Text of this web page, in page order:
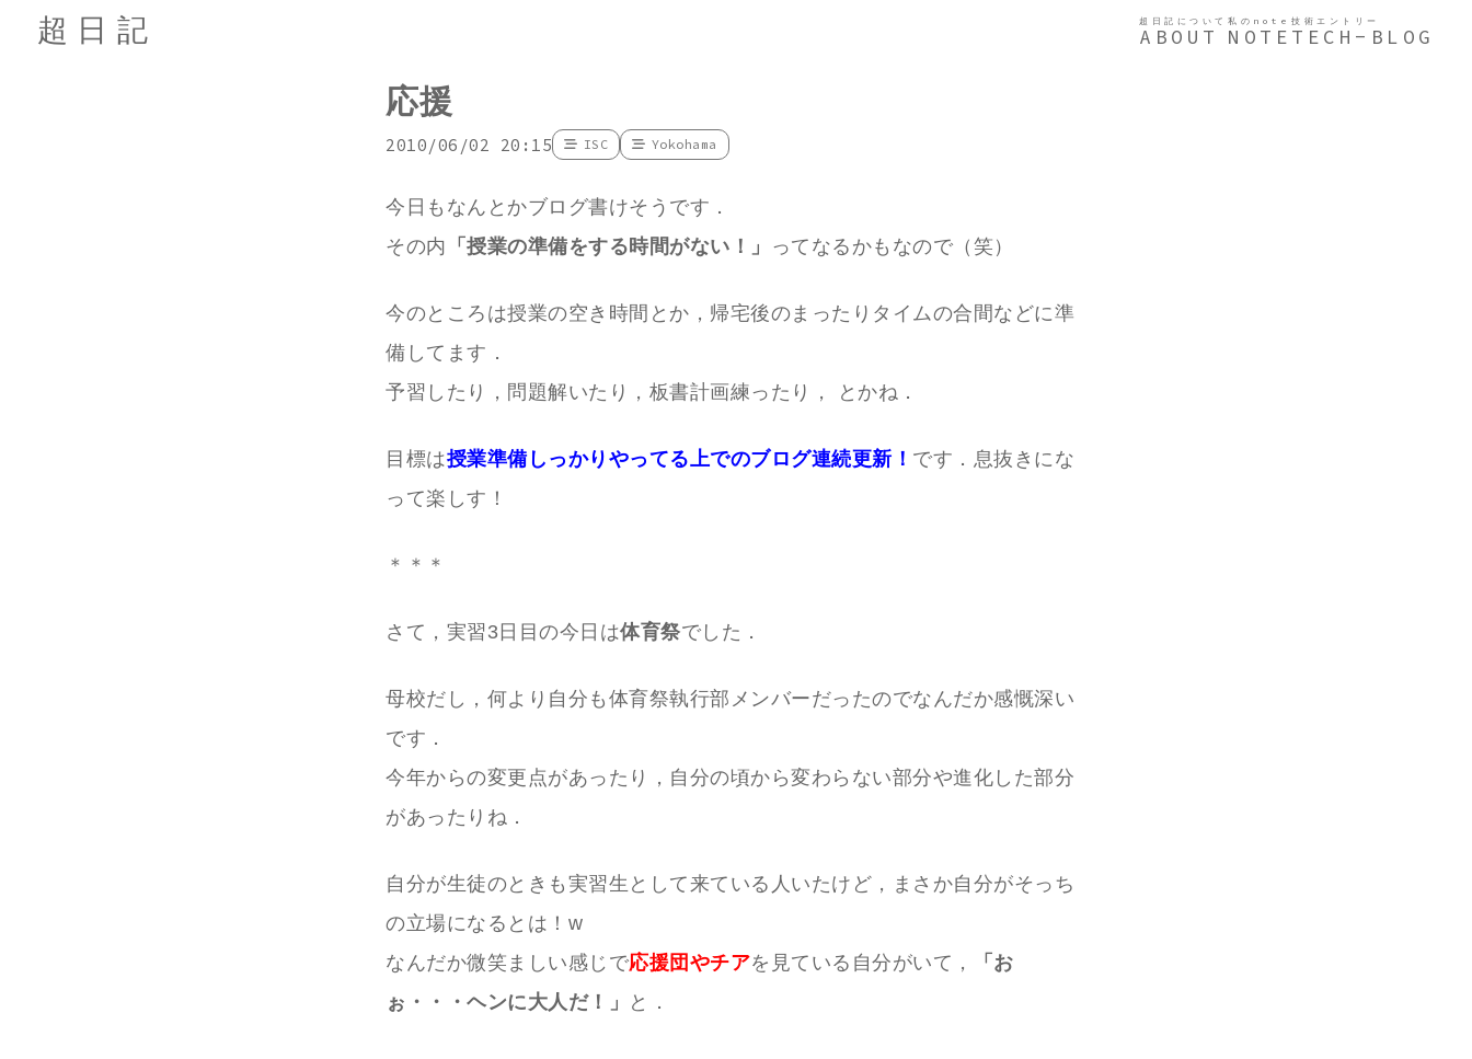
超日記 超日記について
ABOUT
私のnote
NOTE
技術エントリー
TECH-BLOG
応援
2010/06/02 20:15 ISC Yokohama
今日もなんとかブログ書けそうです．
その内 「授業の準備をする時間がない！」 ってなるかもなので（笑）
今のところは授業の空き時間とか，帰宅後のまったりタイムの合間などに準
備してます．
予習したり，問題解いたり，板書計画練ったり， とかね．
目標は授業準備しっかりやってる上でのブログ連続更新！ です．息抜きにな
って楽しす！
＊＊＊
さて，実習3日目の今日は体育祭でした．
母校だし，何より自分も体育祭執行部メンバーだったのでなんだか感慨深い
です．
今年からの変更点があったり，自分の頃から変わらない部分や進化した部分
があったりね．
自分が生徒のときも実習生として来ている人いたけど，まさか自分がそっち
の立場になるとは！w
なんだか微笑ましい感じで応援団やチアを見ている自分がいて，
「お
ぉ・・・ヘンに大人だ！」
と．